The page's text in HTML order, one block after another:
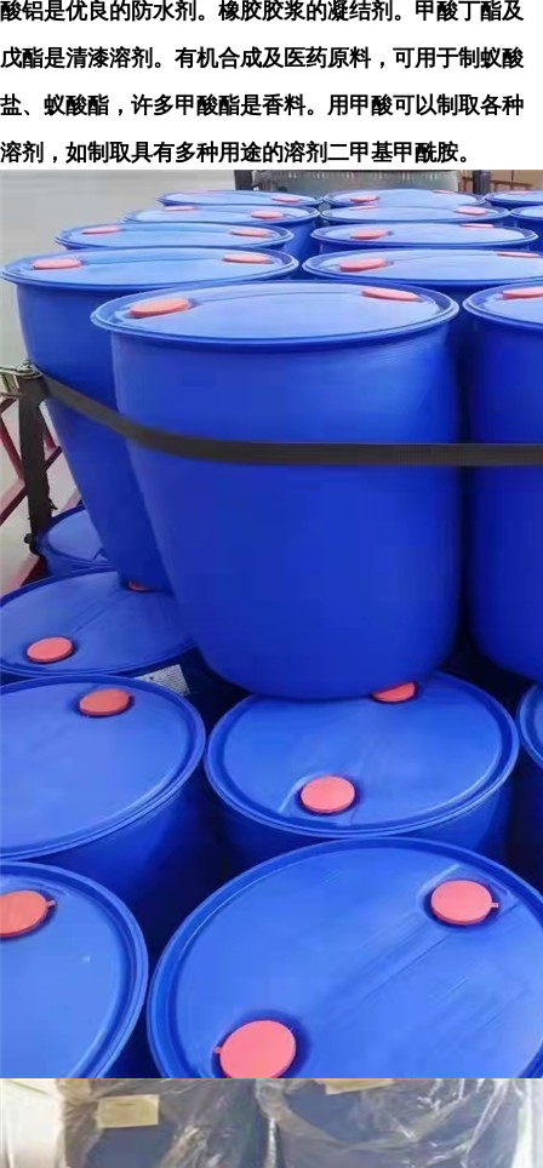
酸铝是优良的防水剂。橡胶胶浆的凝结剂。甲酸丁酯及
戊酯是清漆溶剂。有机合成及医药原料，可用于制蚁酸
盐、蚁酸酯，许多甲酸酯是香料。用甲酸可以制取各种
溶剂，如制取具有多种用途的溶剂二甲基甲酰胺。